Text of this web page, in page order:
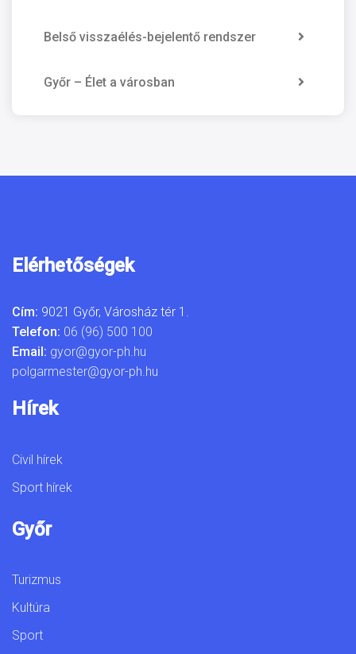
Belső visszaélés-bejelentő rendszer
Győr – Élet a városban
Elérhetőségek
Cím: 9021 Győr, Városház tér 1.
Telefon: 06 (96) 500 100
Email: gyor@gyor-ph.hu
polgarmester@gyor-ph.hu
Hírek
Civil hírek
Sport hírek
Győr
Turizmus
Kultúra
Sport